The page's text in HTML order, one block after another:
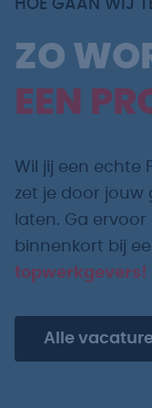
HOE GAAN WIJ
ZO
EEN
Wil jij een echte
zet je door jouw
laten. Ga
binnenkort bij
topwerkgevers!
Alle